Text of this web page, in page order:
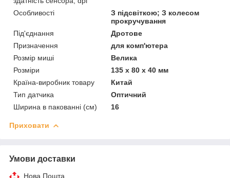
Особливості
З підсвіткою; З колесом
прокручування
Під'єднання
Дротове
Призначення
для комп'ютера
Розмір миші
Велика
Розміри
135 х 80 х 40 мм
Країна-виробник товару
Китай
Тип датчика
Оптичний
Ширина в пакованні (см)
16
Приховати
Умови доставки
Нова Пошта